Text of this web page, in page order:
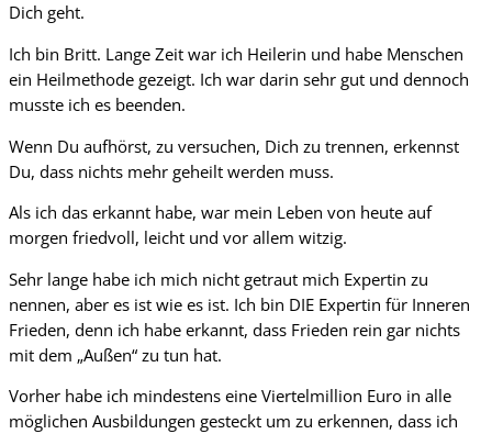
Dich geht.
Ich bin Britt. Lange Zeit war ich Heilerin und habe Menschen
ein Heilmethode gezeigt. Ich war darin sehr gut und dennoch
musste ich es beenden.
Wenn Du aufhörst, zu versuchen, Dich zu trennen, erkennst
Du, dass nichts mehr geheilt werden muss.
Als ich das erkannt habe, war mein Leben von heute auf
morgen friedvoll, leicht und vor allem witzig.
Sehr lange habe ich mich nicht getraut mich Expertin zu
nennen, aber es ist wie es ist. Ich bin DIE Expertin für Inneren
Frieden, denn ich habe erkannt, dass Frieden rein gar nichts
mit dem „Außen“ zu tun hat.
Vorher habe ich mindestens eine Viertelmillion Euro in alle
möglichen Ausbildungen gesteckt um zu erkennen, dass ich